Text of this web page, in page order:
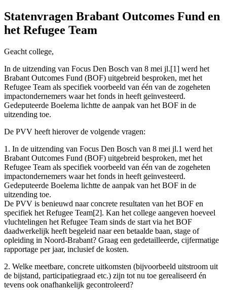
Statenvragen Brabant Outcomes Fund en
het Refugee Team
Geacht college,
In de uitzending van Focus Den Bosch van 8 mei jl.[1] werd het
Brabant Outcomes Fund (BOF) uitgebreid besproken, met het
Refugee Team als specifiek voorbeeld van één van de zogeheten
impactondernemers waar het fonds in heeft geïnvesteerd.
Gedeputeerde Boelema lichtte de aanpak van het BOF in de
uitzending toe.
De PVV heeft hierover de volgende vragen:
1. In de uitzending van Focus Den Bosch van 8 mei jl.1 werd het
Brabant Outcomes Fund (BOF) uitgebreid besproken, met het
Refugee Team als specifiek voorbeeld van één van de zogeheten
impactondernemers waar het fonds in heeft geïnvesteerd.
Gedeputeerde Boelema lichtte de aanpak van het BOF in de
uitzending toe.
De PVV is benieuwd naar concrete resultaten van het BOF en
specifiek het Refugee Team[2]. Kan het college aangeven hoeveel
vluchtelingen het Refugee Team sinds de start via het BOF
daadwerkelijk heeft begeleid naar een betaalde baan, stage of
opleiding in Noord-Brabant? Graag een gedetailleerde, cijfermatige
rapportage per jaar, inclusief de kosten.
2. Welke meetbare, concrete uitkomsten (bijvoorbeeld uitstroom uit
de bijstand, participatiegraad etc.) zijn tot nu toe gerealiseerd én
tevens ook onafhankelijk gecontroleerd?